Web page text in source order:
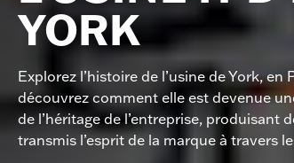
YORK
Explorez l’histoire de l’usine de York, en
découvrez comment elle est devenue
de l’héritage de l’entreprise, produisant
transmis l’esprit de la marque à travers